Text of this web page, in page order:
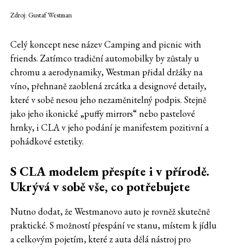
Zdroj: Gustaf Westman
Celý koncept nese název Camping and picnic with
friends. Zatímco tradiční automobilky by zůstaly u
chromu a aerodynamiky, Westman přidal držáky na
víno, přehnaně zaoblená zrcátka a designové detaily,
které v sobě nesou jeho nezaměnitelný podpis. Stejně
jako jeho ikonické „puffy mirrors“ nebo pastelové
hrnky, i CLA v jeho podání je manifestem pozitivní a
pohádkové estetiky.
S CLA modelem přespíte i v přírodě.
Ukrývá v sobě vše, co potřebujete
Nutno dodat, že Westmanovo auto je rovněž skutečně
praktické. S možností přespání ve stanu, místem k jídlu
a celkovým pojetím, které z auta dělá nástroj pro